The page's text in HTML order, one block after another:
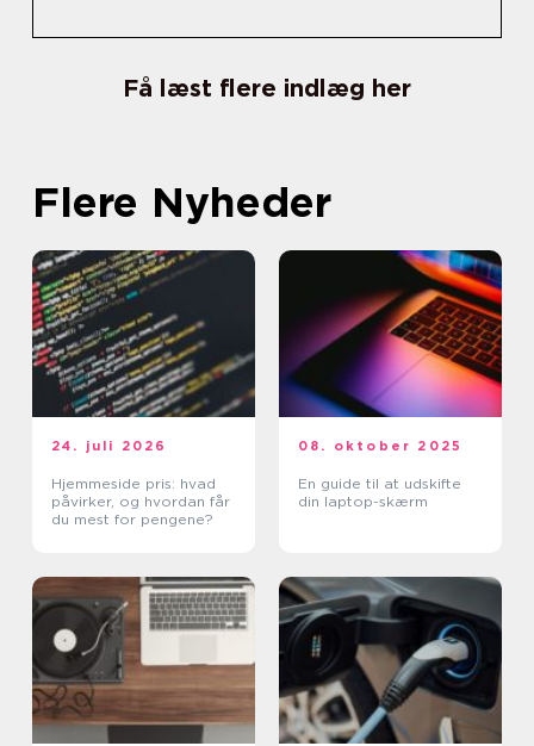
Få læst flere indlæg her
Flere Nyheder
24. juli 2026
Hjemmeside pris: hvad
påvirker, og hvordan får
du mest for pengene?
08. oktober 2025
En guide til at udskifte
din laptop-skærm